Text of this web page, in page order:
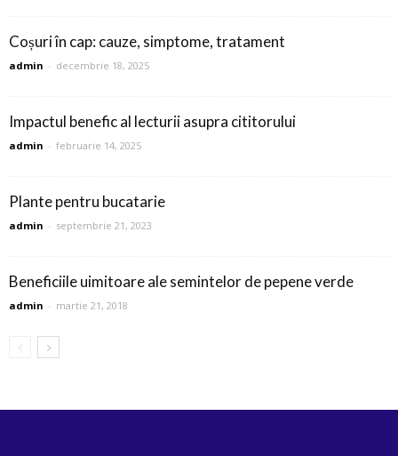
Coșuri în cap: cauze, simptome, tratament
admin - decembrie 18, 2025
Impactul benefic al lecturii asupra cititorului
admin - februarie 14, 2025
Plante pentru bucatarie
admin - septembrie 21, 2023
Beneficiile uimitoare ale semintelor de pepene verde
admin - martie 21, 2018